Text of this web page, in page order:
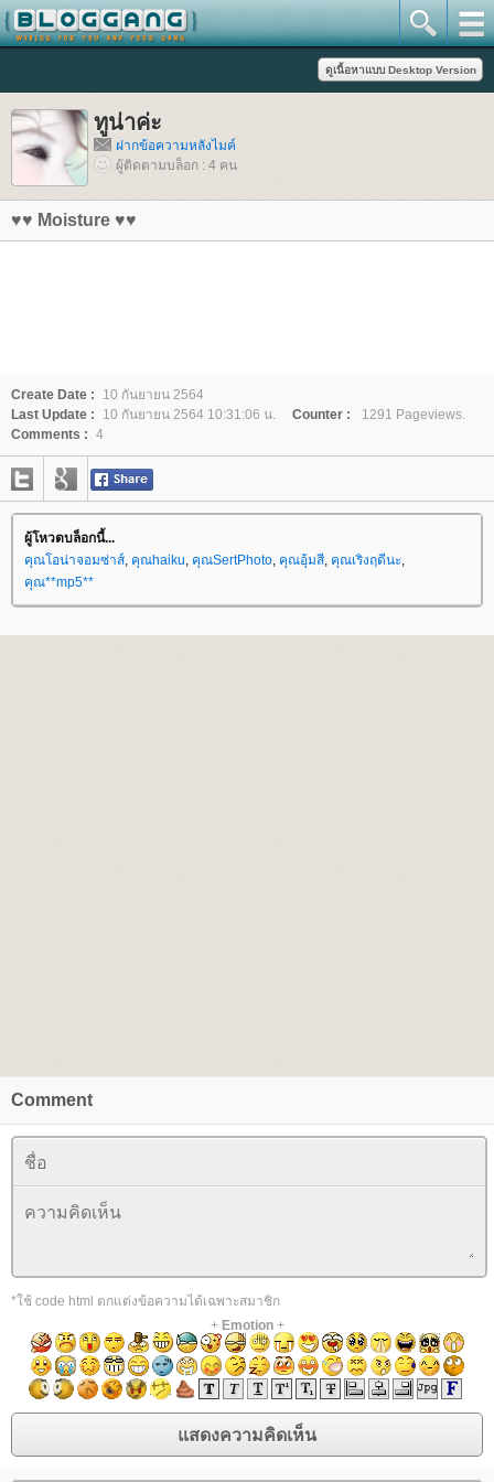
ทูน่าค่ะ
ฝากข้อความหลังไมค์
ผู้ติดตามบล็อก : 4 คน
♥♥ Moisture ♥♥
Create Date :
10 กันยายน 2564
Last Update :
10 กันยายน 2564 10:31:06 น. Counter :
1291 Pageviews.
Comments : 4
ผู้โหวตบล็อกนี้...
คุณโอน่าจอมซ่าส์, คุณhaiku, คุณSertPhoto, คุณอุ้มสี, คุณเริงฤดีนะ,
คุณ**mp5**
Comment
*ใช้ code html ตกแต่งข้อความได้เฉพาะสมาชิก
+ Emotion+